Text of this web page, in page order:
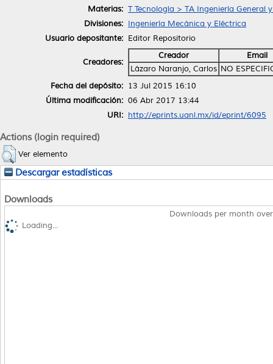
Materias: T Tecnología > TA Ingeniería General
Divisiones: Ingeniería Mecánica y Eléctrica
Usuario depositante: Editor Repositorio
Creadores:
Creador
Email
Lázaro Naranjo, Carlos NO
Fecha del depósito: 13 Jul 2015 16:10
Última modificación: 06 Abr 2017 13:44
URI: http://eprints.uanl.mx/id/eprint/6095
Actions (login required)
Ver elemento
Descargar estadísticas
Downloads
Downloads per month
Loading...